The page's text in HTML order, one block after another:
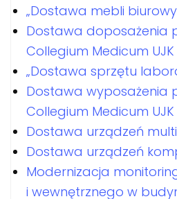
„Dostawa mebli
Dostawa doposażenia
Collegium Medicum UJK
„Dostawa sprzętu
Dostawa wyposażenia
Collegium Medicum UJK
Dostawa urządzeń
Dostawa urządzeń
Modernizacja
i wewnętrznego w